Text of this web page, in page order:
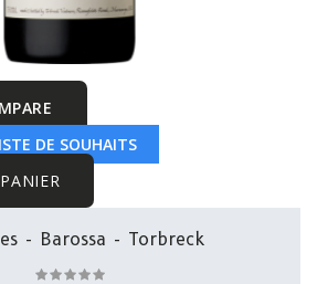
DE SOUHAITS
- Barossa - Torbreck